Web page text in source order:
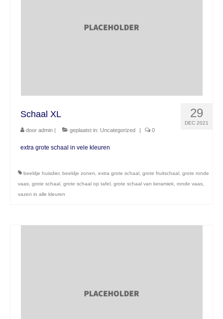
29
DEC 2021
Schaal XL
door admin | geplaatst in: Uncategorized | 0
extra grote schaal in vele kleuren
beeldje huisdier, beeldje zonen extra grote schaal grote fruitschaal grote ronde
vaas grote schaal grote schaal op tafel grote schaal van keramiek ronde vaas
vazen in alle kleuren